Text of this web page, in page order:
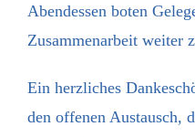
Abendessen boten
Zusammenarbeit weiter
Ein herzliches
den offenen Austausch,